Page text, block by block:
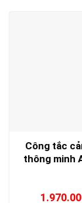
Công tắc
thông minh